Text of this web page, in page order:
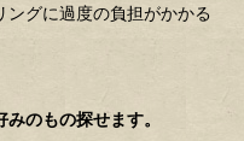
グに過度の負担がかかる
のもの探せます。